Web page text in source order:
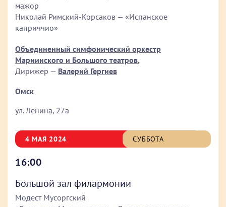
мажор
Николай Римский-Корсаков — «Испанское
каприччио»
Объединенный симфонический оркестр
Мариинского и Большого театров,
Дирижер — Валерий Гергиев
Омск
ул. Ленина, 27а
4 МАЯ 2024 СУББОТА
16:00
Большой зал филармонии
Модест Мусоргский